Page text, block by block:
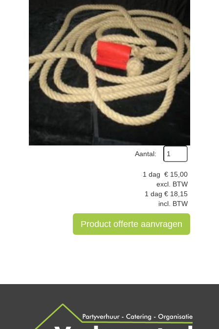
Aantal:
1 dag € 15,00
excl. BTW
1 dag € 18,15
incl. BTW
Product offerte aanvragen